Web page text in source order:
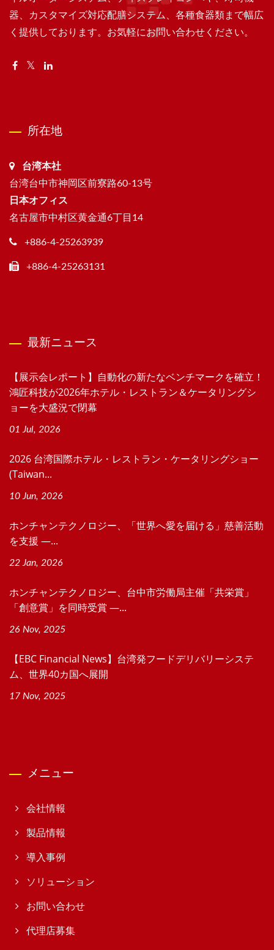
器、カスタマイズ対応配膳システム、各種食器類まで幅広
く提供しております。お気軽にお問い合わせください。
所在地
台湾本社
台湾台中市神岡区前寮路60-13号
日本オフィス
名古屋市中村区黄金通6丁目14
+886-4-25263939
+886-4-25263131
最新ニュース
【展示会レポート】自動化の新たなベンチマークを確立！
鴻匠科技が2026年ホテル・レストラン＆ケータリングシ
ョーを大盛況で閉幕
01 Jul, 2026
2026 台湾国際ホテル・レストラン・ケータリングショー
(Taiwan...
10 Jun, 2026
ホンチャンテクノロジー、「世界へ愛を届ける」慈善活動
を支援 ―...
22 Jan, 2026
ホンチャンテクノロジー、台中市労働局主催「共栄賞」
「創意賞」を同時受賞 ―...
26 Nov, 2025
【EBC Financial News】台湾発フードデリバリーシステ
ム、世界40カ国へ展開
17 Nov, 2025
メニュー
会社情報
製品情報
導入事例
ソリューション
お問い合わせ
代理店募集